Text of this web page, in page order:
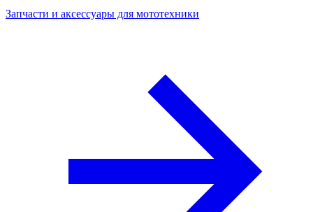
Запчасти и аксессуары для мототехники